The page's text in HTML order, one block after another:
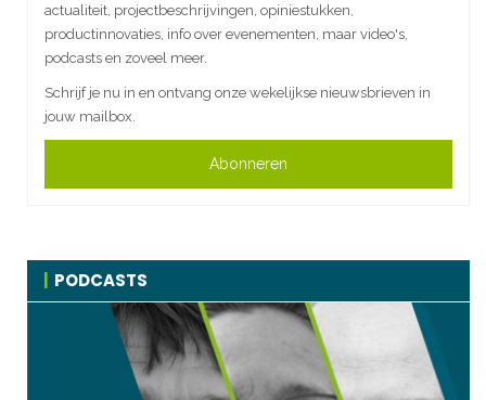
actualiteit, projectbeschrijvingen, opiniestukken,
productinnovaties, info over evenementen, maar video's,
podcasts en zoveel meer.
Schrijf je nu in en ontvang onze wekelijkse nieuwsbrieven in
jouw mailbox.
Abonneren
PODCASTS